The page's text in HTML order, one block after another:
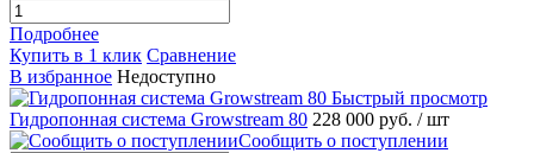
Подробнее
Купить в 1 клик Сравнение
В избранное Недоступно
Быстрый просмотр
Гидропонная система Growstream 80 228 000 руб. / шт
Сообщить о поступлении